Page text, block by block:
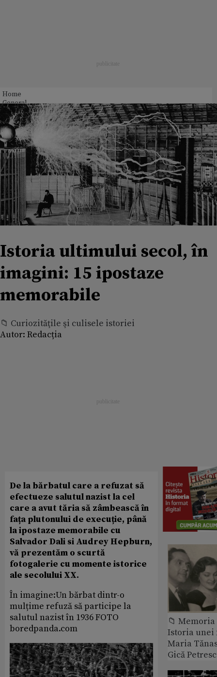
Home
General
Istoria ultimului secol, în
imagini: 15 ipostaze
memorabile
📁 Curiozităţile şi culisele istoriei
Autor: Redacția
De la bărbatul care a refuzat să
efectueze salutul nazist la cel
care a avut tăria să zâmbească în
fața plutonului de execuție, până
la ipostaze memorabile cu
Salvador Dali si Audrey Hepburn,
vă prezentăm o scurtă
fotogalerie cu momente istorice
ale secolului XX.
În imagine:Un bărbat dintr-o
mulțime refuză să participe la
salutul nazist în 1936 FOTO
boredpanda.com
📁
Istoria
Maria
Gică